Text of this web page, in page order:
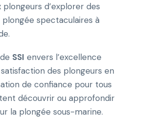
d’explorer des
spectaculaires à
SSI envers l’excellence
des plongeurs en
de confiance pour tous
découvrir ou approfondir
la plongée sous-marine.